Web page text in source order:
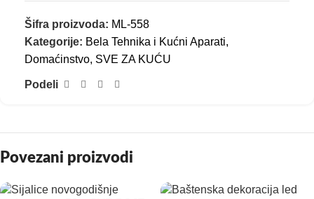
Šifra proizvoda: ML-558
Kategorije: Bela Tehnika i Kućni Aparati,
Domaćinstvo, SVE ZA KUĆU
Podeli
Povezani proizvodi